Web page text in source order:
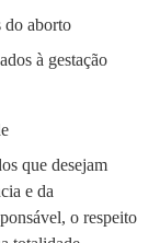
do aborto
à gestação
que desejam
e da
o respeito